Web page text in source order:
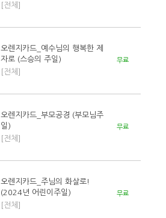
[전체]
오렌지카드_예수님의 행복한 제
자로 (스승의 주일)
[전체]
무료
오렌지카드_부모공경 (부모님주
일)
[전체]
무료
오렌지카드_주님의 화살로!
(2024년 어린이주일)
[전체]
무료